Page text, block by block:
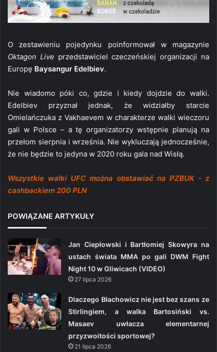
O zestawieniu pojedynku poinformował w magazynie
Oktagon Live przedstawiciel czeczeńskiej organizacji na
Europę Baysangur Edelbiev.
Nie wiadomo póki co, gdzie i kiedy dojdzie do walki.
Edelbiev przyznał jednak, że widziałby starcie
Omielańczuka z Vakhaevem w charakterze walki wieczoru
gali w Polsce – a tę organizatorzy wstępnie planują na
przełom sierpnia i września. Nie wykluczają jednocześnie,
że nie będzie to jedyna w 2020 roku gala nad Wisłą.
Wszystkie walki UFC można obstawiać na PZBUK - z
cashbackiem 200 PLN
POWIĄZANE ARTYKUŁY
Jan Ciepłowski i Bartłomiej Skowyra na
ustach świata MMA po gali DWM Fight
Night 10 w Gliwicach (VIDEO)
27 lipca 2026
Dlaczego Błachowicz nie jest bez szans ze
Stirlingiem, a walka Bartosiński vs.
Masaev uwłacza elementarnej
przyzwoitości sportowej?
21 lipca 2026